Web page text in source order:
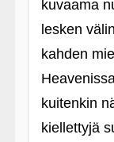
kuvaama
lesken
kahden
kuitenkin
kiellettyjä